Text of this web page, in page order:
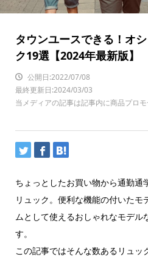
タウンユースできる！オ
ク19選【2024年最新版】
公開日:2022/07/08
最終更新日:2024/03/03
当メディアの記事は記事内に商品プロモ
ちょっとしたお買い物から通勤通
リュック。便利な機能の付いた
ムとして使えるおしゃれなモデル
す。
この記事ではそんな数あるリュッ